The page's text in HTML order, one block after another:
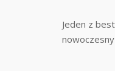
Jeden z